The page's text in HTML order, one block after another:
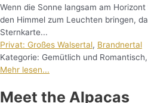
Wenn die Sonne langsam am
den Himmel zum Leuchten bringen,
Sternkarte...
Privat: Großes Walsertal, Brandnertal
Kategorie: Gemütlich und Romantisch,
Mehr lesen...
Meet the Alpacas